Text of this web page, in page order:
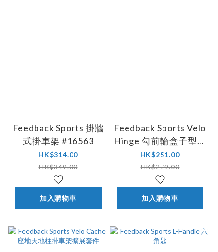
Feedback Sports 掛牆
式掛車架 #16563
HK$314.00
HK$349.00
加入購物車
Feedback Sports Velo
Hinge 勾前輪盒子型掛
車勾 #16724
HK$251.00
HK$279.00
加入購物車